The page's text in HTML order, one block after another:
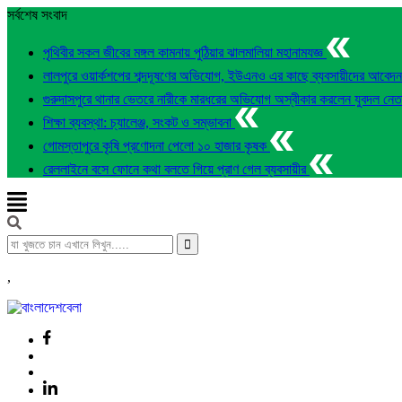
সর্বশেষ সংবাদ
পৃথিবীর সকল জীবের মঙ্গল কামনায় পুঠিয়ার ঝালমালিয়া মহানামযজ্ঞ
লালপুরে ওয়ার্কশপের শব্দদূষণের অভিযোগ, ইউএনও এর কাছে ব্যবসায়ীদের
গুরুদাসপুরে থানার ভেতরে নারীকে মারধরের অভিযোগ অস্বীকার করলেন যুবদল
শিক্ষা ব্যবস্থা: চ্যালেঞ্জ, সংকট ও সম্ভাবনা
গোমস্তাপুরে কৃষি প্রণোদনা পেলো ১০ হাজার কৃষক
রেললাইনে বসে ফোনে কথা বলতে গিয়ে প্রাণ গেল ব্যবসায়ীর
,